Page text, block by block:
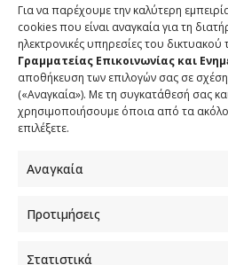
Για να παρέχουμε την καλύτερη
cookies που είναι αναγκαία για τη
ηλεκτρονικές υπηρεσίες του
Γραμματείας Επικοινωνίας και
αποθήκευση των επιλογών σας σε
(«Αναγκαία»). Με τη συγκατάθεσή σας
χρησιμοποιήσουμε όποια από τα
επιλέξετε.
Αναγκαία
Προτιμήσεις
Στατιστικά
Ανάρτηση του Υφυπουργού παρά
Κυβερνητικού Εκπροσώπου
2 ΑΥΓΟΥΣΤΟΥ 2026
Σημεία συνέντευξης του
εκπομπή ΣΗΜΕΡΑ στον ΣΚΑΙ